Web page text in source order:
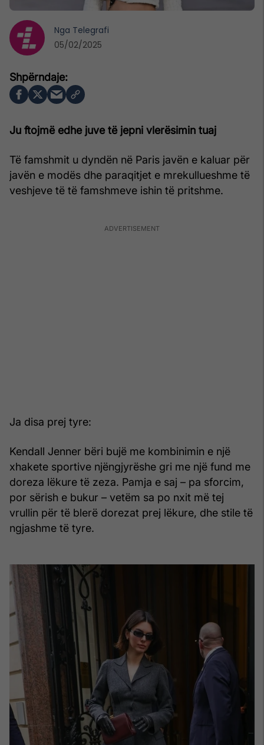
Ju ftojmë edhe juve të jepni vlerësimin tuaj
Të famshmit u dyndën në Paris javën e kaluar për
javën e modës dhe paraqitjet e mrekullueshme të
veshjeve të të famshmeve ishin të pritshme.
Ja disa prej tyre:
Kendall Jenner bëri bujë me kombinimin e një
xhakete sportive njëngjyrëshe gri me një fund me
doreza lëkure të zeza. Pamja e saj – pa sforcim,
por sërish e bukur – vetëm sa po nxit më tej
vrullin për të blerë dorezat prej lëkure, dhe stile të
ngjashme të tyre.
Nga Telegrafi
05/02/2025